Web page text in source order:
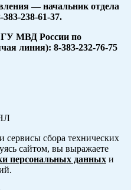
— начальник отдела
238-61-37.
ГУ МВД России по
линия): 8-383-232-76-75
сервисы сбора технических
сайтом, вы выражаете
персональных данных и